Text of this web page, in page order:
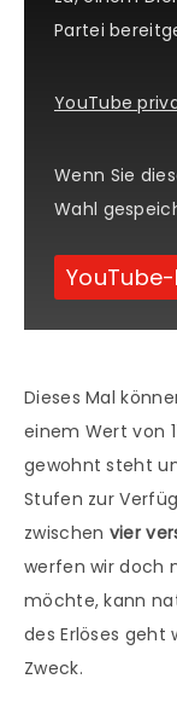
Partei
YouTube
Wenn Sie
Wahl
Dieses Mal
einem Wert von
gewohnt steht
Stufen zur
zwischen vier
werfen wir doch
möchte, kann
des Erlöses
Zweck.